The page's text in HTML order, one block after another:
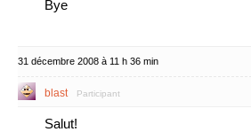
Bye
31 décembre 2008 à 11 h 36 min
blast Participant
Salut!